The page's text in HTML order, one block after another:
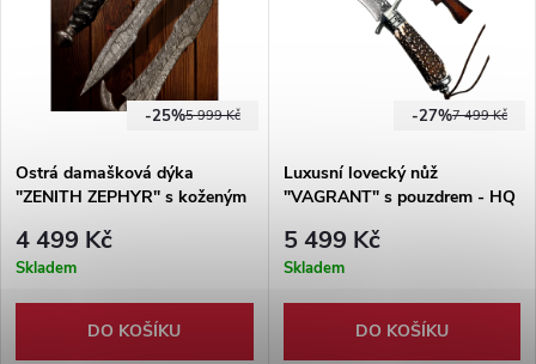
5 999 Kč
-25%
Ostrá damašková dýka
"ZENITH ZEPHYR" s koženým
4 499 Kč
Skladem
DO KOŠÍKU
7 499 Kč
-27%
Luxusní lovecký nůž
"VAGRANT" s pouzdrem - HQ
5 499 Kč
Skladem
DO KOŠÍKU